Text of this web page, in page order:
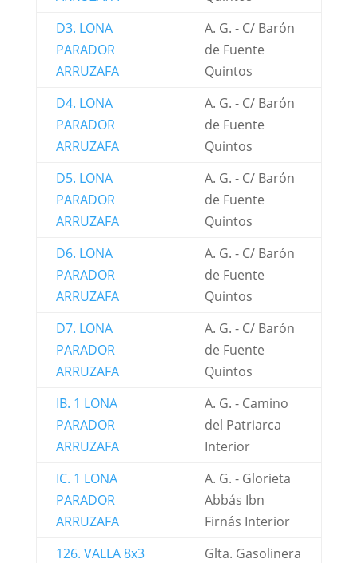
D3. LONA
PARADOR
ARRUZAFA
A. G. - C/ Barón
de Fuente
Quintos
D4. LONA
PARADOR
ARRUZAFA
A. G. - C/ Barón
de Fuente
Quintos
D5. LONA
PARADOR
ARRUZAFA
A. G. - C/ Barón
de Fuente
Quintos
D6. LONA
PARADOR
ARRUZAFA
A. G. - C/ Barón
de Fuente
Quintos
D7. LONA
PARADOR
ARRUZAFA
A. G. - C/ Barón
de Fuente
Quintos
IB. 1 LONA
PARADOR
ARRUZAFA
A. G. - Camino
del Patriarca
Interior
IC. 1 LONA
PARADOR
ARRUZAFA
A. G. - Glorieta
Abbás Ibn
Firnás Interior
126. VALLA 8x3
Glta. Gasolinera